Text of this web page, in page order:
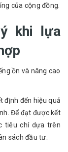
của cộng đồng.
khi lựa
định đến hiệu quả
Để đạt được kết
tiêu chí dựa trên
sách đầu tư.